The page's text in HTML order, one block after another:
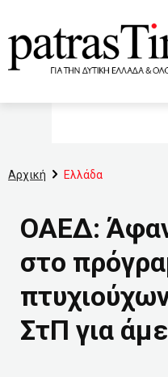
Αρχική Ελλάδα
ΟΑΕΔ:
στο
ΣτΠ για